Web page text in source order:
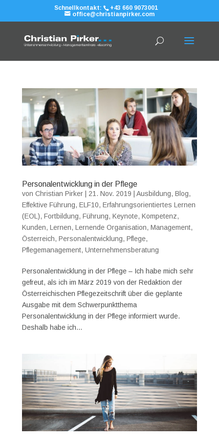
Schnellkontakt:
+43 660 9073001
office@christianpirker.com
Personalentwicklung in der Pflege
von Christian Pirker| 21. Nov. 2019 Ausbildung, Blog,
Effektive Führung, ELF10, Erfahrungsorientiertes Lernen
(EOL), Fortbildung, Führung, Keynote, Kompetenz,
Kunden, Lernen, Lernende Organisation, Management,
Österreich, Personalentwicklung, Pflege,
Pflegemanagement, Unternehmensberatung
Personalentwicklung in der Pflege – Ich habe mich sehr
gefreut, als ich im März 2019 von der Redaktion der
Österreichischen Pflegezeitschrift über die geplante
Ausgabe mit dem Schwerpunktthema
Personalentwicklung in der Pflege informiert wurde.
Deshalb habe ich...